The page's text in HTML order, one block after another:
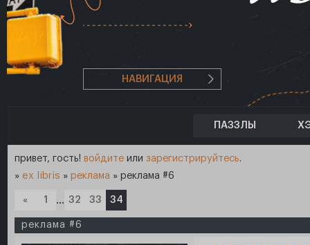
НАВИГАЦИЯ
ПАЗЗЛЫ
привет, гость! войдите или зарегистрируйтесь.
» ex libris » реклама » реклама #6
« 1 … 32 33 34
реклама #6